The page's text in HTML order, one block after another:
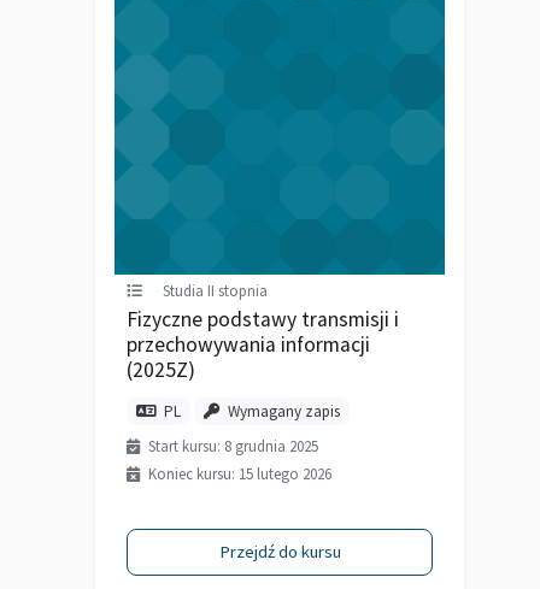
Studia II stopnia
Fizyczne podstawy transmisji i
przechowywania informacji
(2025Z)
PL Wymagany zapis
Start kursu: 8 grudnia 2025
Koniec kursu: 15 lutego 2026
Przejdź do kursu